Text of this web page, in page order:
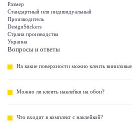
Размер
Стандартный или индивидуальный
Производитель
DesignStickers
Страна производства
Украина
Вопросы и ответы
На какие поверхности можно клеить виниловые
Можно ли клеить наклейки на обои?
Что входит в комплект с наклейкой?